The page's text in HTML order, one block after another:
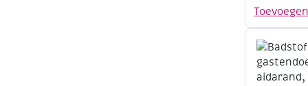
Toevoegen
met
30x50cm,
wit
aantal